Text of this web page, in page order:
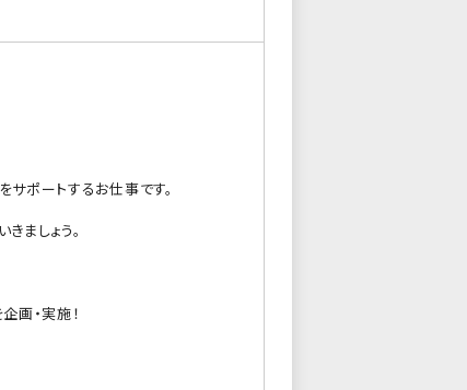
ポートするお仕事です。
ましょう。
画・実施！